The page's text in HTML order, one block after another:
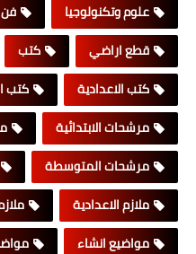
علوم وتكنولوجيا
قطع اراضي
كتب
كتب الاعدادية
كتب
مرشحات الابتدائية
مرشحات المتوسطة
ملازم الاعدادية
مواضيع انشاء